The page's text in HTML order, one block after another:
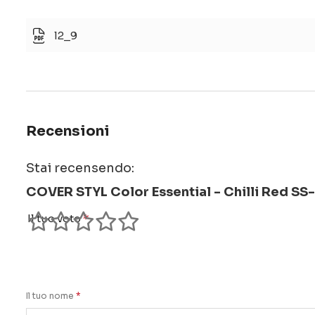
l2_9
Recensioni
Stai recensendo:
COVER STYL Color Essential - Chilli Red
Il tuo voto
Il tuo nome